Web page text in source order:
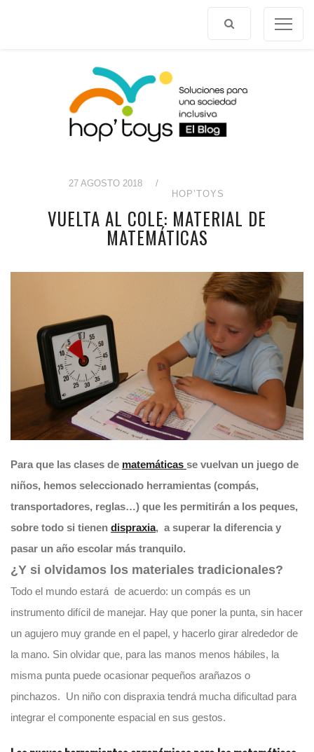
27 AGOSTO 2018
/
HOP’TOYS
VUELTA AL COLE: MATERIAL DE
MATEMÁTICAS
Para que las clases de matemáticas se vuelvan un juego de
niños, hemos seleccionado herramientas (compás,
transportadores, reglas…) que les permitirán a los peques,
sobre todo si tienen dispraxia, a superar la diferencia y
pasar un año escolar más tranquilo.
¿Y si olvidamos los materiales tradicionales?
Todo el mundo estará de acuerdo: un compás es un
instrumento difícil de manejar. Hay que poner la punta, sin hacer
un agujero muy grande en el papel, y hacerlo girar alrededor de
la mano. Sin olvidar que, para las manos menos hábiles, la
misma punta puede ocasionar pequeños arañazos o
pinchazos. Un niño con dispraxia tendrá mucha dificultad para
integrar el componente espacial en sus gestos.